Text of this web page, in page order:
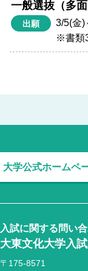
一般選抜（多
出願
3/5(金)
※書類
大学公式ホームペ
入試に関する問い
大東文化大学入
〒175-8571